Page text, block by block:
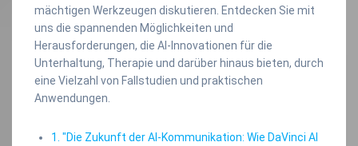
mächtigen Werkzeugen diskutieren. Entdecken Sie mit
uns die spannenden Möglichkeiten und
Herausforderungen, die AI-Innovationen für die
Unterhaltung, Therapie und darüber hinaus bieten, durch
eine Vielzahl von Fallstudien und praktischen
Anwendungen.
1. "Die Zukunft der AI-Kommunikation: Wie DaVinci AI